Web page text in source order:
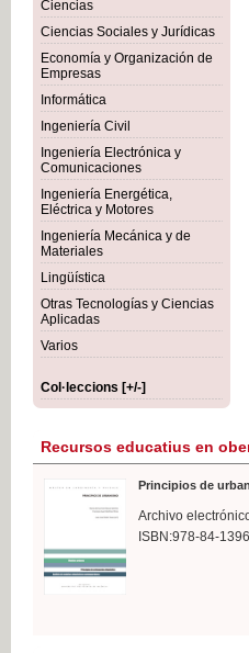
Ciencias
Ciencias Sociales y Jurídicas
Economía y Organización de
Empresas
Informática
Ingeniería Civil
Ingeniería Electrónica y
Comunicaciones
Ingeniería Energética,
Eléctrica y Motores
Ingeniería Mecánica y de
Materiales
Lingüística
Otras Tecnologías y Ciencias
Aplicadas
Varios
Col·leccions [+/-]
Recursos educatius en
Principios de
Archivo
ISBN:978-84-